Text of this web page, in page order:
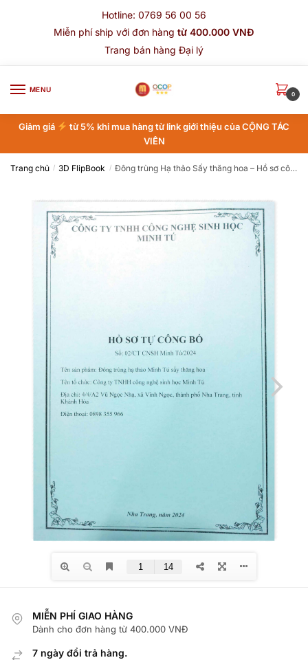
Hotline: 0769 56 00 56
Miễn phí ship với đơn hàng từ 400.000 VNĐ
Trang bán hàng Đại lý
MENU
0
Giảm giá
từ 5% khi mua hàng từ link giới thiệu của CỘNG TÁC
VIÊN
Trang chủ / 3D FlipBook / Đông trùng Hạ thảo Sấy thăng hoa – Hồ sơ công bố sản phẩm
MIỄN PHÍ GIAO HÀNG
Dành cho đơn hàng từ 400.000 VNĐ
7 ngày đổi trả hàng.